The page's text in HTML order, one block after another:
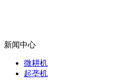
新闻中心
微耕机
起垄机